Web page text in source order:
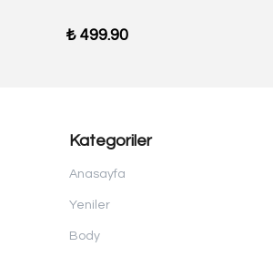
₺ 499.90
Kategoriler
Anasayfa
Yeniler
Body